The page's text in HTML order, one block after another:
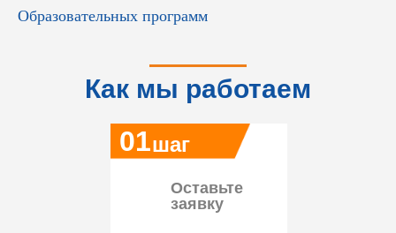
Образовательных программ
Как мы работаем
01
Оставьте
заявку
шаг